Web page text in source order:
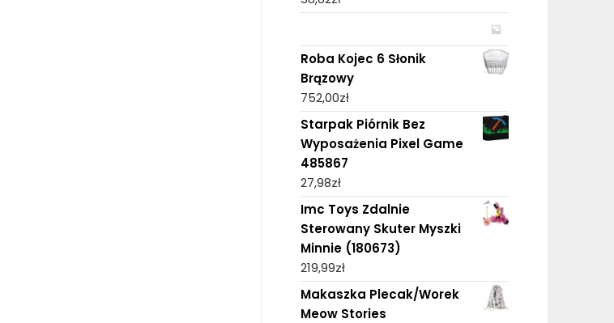
Roba Kojec 6 Słonik
Brązowy
752,00zł
Starpak Piórnik Bez
Wyposażenia Pixel Game
485867
27,98zł
Imc Toys Zdalnie
Sterowany Skuter Myszki
Minnie (180673)
219,99zł
Makaszka Plecak/Worek
Meow Stories